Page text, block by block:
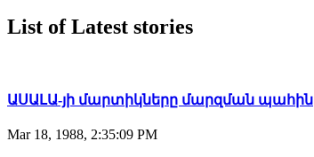
List of Latest stories
ԱՍԱԼԱ-յի մարտիկները մարզման պահին
Mar 18, 1988, 2:35:09 PM